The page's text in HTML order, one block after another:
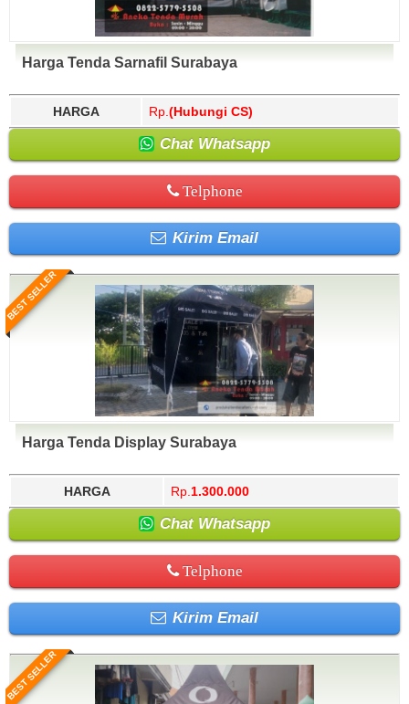
Harga Tenda Sarnafil Surabaya
HARGA Rp. (Hubungi CS)
Chat Whatsapp
Telphone
Kirim Email
BEST SELLER
Harga Tenda Display Surabaya
HARGA Rp. 1.300.000
Chat Whatsapp
Telphone
Kirim Email
BEST SELLER